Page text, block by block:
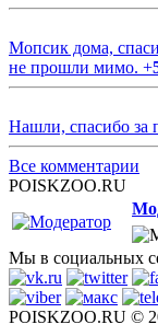
Мопсик дома,
не прошли мимо. +
Нашли, спасибо за
Все комментарии
POISKZOO.RU
Мы в социальных
POISKZOO.RU ©